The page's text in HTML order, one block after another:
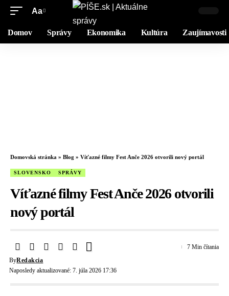
Aa
Domov Správy Ekonomika Kultúra Zaujímavosti
Domovská stránka » Blog » Víťazné filmy Fest Anče 2026 otvorili nový portál
SLOVENSKO SPRÁVY
Víťazné filmy Fest Anče 2026 otvorili
nový portál
Naposledy aktualizované: 7. júla 2026 17:36
ByRedakcia
7 Min čítania